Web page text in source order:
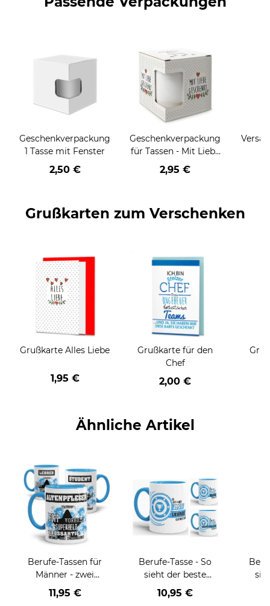
Geschenkverpackung
1 Tasse mit Fenster
2,50 €
Geschenkverpackung
für Tassen - Mit Liebe
geschenkt
2,95 €
Grußkarten zum Verschenken
Grußkarte Alles Liebe
1,95 €
Grußkarte für den
Chef
2,00 €
Ähnliche Artikel
Berufe-Tassen für
Männer - zwei
Farbvarianten
11,95 €
Berufe-Tasse - So
sieht der beste
BERUF aus -
verschiedene Berufe
10,95 €